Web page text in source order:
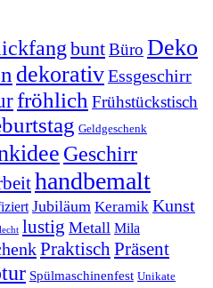
buntBüro Deko
dekorativEssgeschirr
fröhlich Frühstückstisch
Geldgeschenk
Geschirr
handbemalt
Jubiläum Keramik Kunst
lustig Metall Mila
PraktischPräsent
Spülmaschinenfest Unikate